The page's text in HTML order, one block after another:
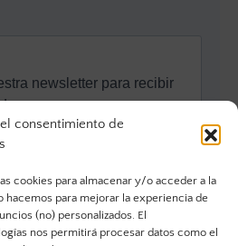
consentimiento de
cookies para almacenar y/o acceder a la
hacemos para mejorar la experiencia de
(no) personalizados. El
nos permitirá procesar datos como el